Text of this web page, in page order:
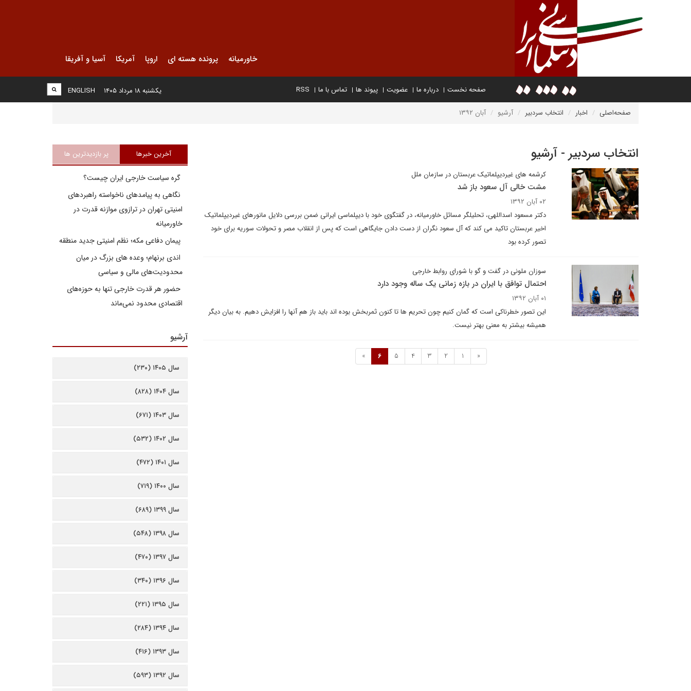
خاورمیانه پرونده هسته ای اروپا آمریکا آسیا و آفریقا
صفحه نخست درباره ما عضویت پیوند ها تماس با ما RSS
ENGLISH یکشنبه ۱۸ مرداد ۱۴۰۵
صفحه‌اصلی اخبار انتخاب سردبیر آرشیو آبان ۱۳۹۲
انتخاب سردبیر - آرشیو
کرشمه های غیردیپلماتیک عربستان در سازمان ملل
مشت خالی آل سعود باز شد
۰۲ آبان ۱۳۹۲
دکتر مسعود اسداللهی، تحلیلگر مسائل خاورمیانه، در گفتگوی خود با دیپلماسی ایرانی ضمن بررسی دلایل مانورهای غیردیپلماتیک
اخیر عربستان تاکید می کند که آل سعود نگران از دست دادن جایگاهی است که پس از انقلاب مصر و تحولات سوریه برای خود
تصور کرده بود
سوزان ملونی در گفت و گو با شورای روابط خارجی
احتمال توافق با ایران در بازه زمانی یک ساله وجود دارد
۰۱ آبان ۱۳۹۲
این تصور خطرناکی است که گمان کنیم چون تحریم ها تا کنون ثمربخش بوده اند باید باز هم آنها را افزایش دهیم. به بیان دیگر
همیشه بیشتر به معنی بهتر نیست.
«
1
2
3
4
5
6
»
آخرین خبرها پر بازدیدترین ها
گره سیاست خارجی ایران چیست؟
نگاهی به پیامدهای ناخواسته راهبردهای
امنیتی تهران در ترازوی موازنه قدرت در
خاورمیانه
پیمان دفاعی مکه؛ نظم امنیتی جدید منطقه
اندی برنهام؛ وعده های بزرگ در میان
محدودیت‌های مالی و سیاسی
حضور هر قدرت خارجی تنها به حوزه‌های
اقتصادی محدود نمی‌ماند
آرشیو
سال ۱۴۰۵ (۲۳۰)
سال ۱۴۰۴ (۸۲۸)
سال ۱۴۰۳ (۶۷۱)
سال ۱۴۰۲ (۵۳۲)
سال ۱۴۰۱ (۴۷۲)
سال ۱۴۰۰ (۷۱۹)
سال ۱۳۹۹ (۶۸۹)
سال ۱۳۹۸ (۵۴۸)
سال ۱۳۹۷ (۴۷۰)
سال ۱۳۹۶ (۳۴۰)
سال ۱۳۹۵ (۲۲۱)
سال ۱۳۹۴ (۲۸۴)
سال ۱۳۹۳ (۴۱۶)
سال ۱۳۹۲ (۵۹۳)